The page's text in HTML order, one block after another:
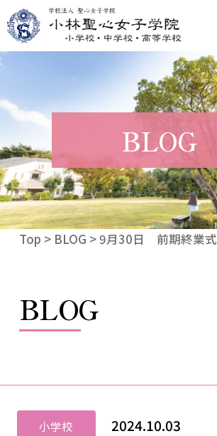
BLOG
Top > BLOG > 9月30日 前期終業式
BLOG
小学校 2024.10.03